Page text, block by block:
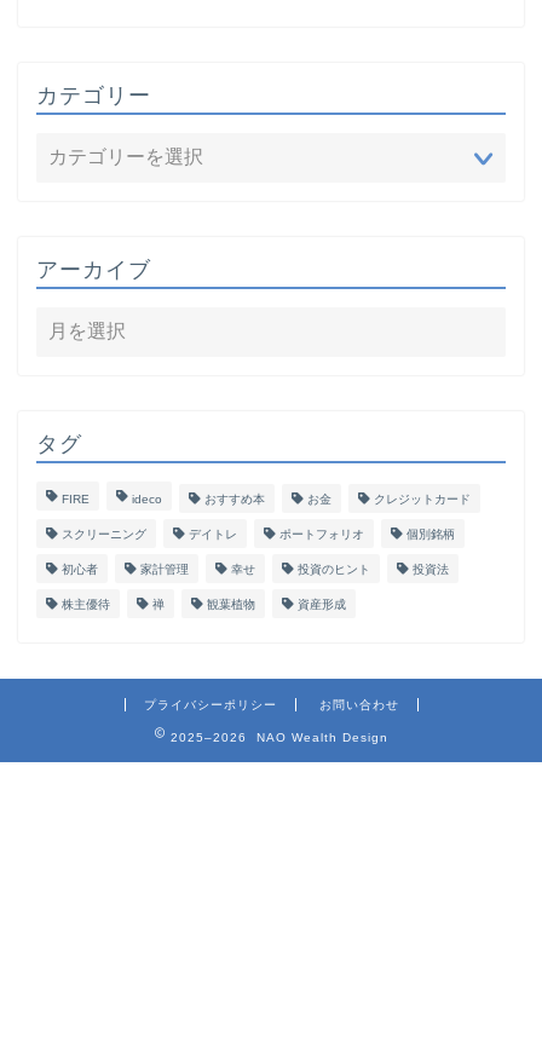
カテゴリー
アーカイブ
タグ
FIRE ideco おすすめ本 お金 クレジットカード
スクリーニング デイトレ ポートフォリオ 個別銘柄
初心者 家計管理 幸せ 投資のヒント 投資法
株主優待 禅 観葉植物 資産形成
プライバシーポリシー お問い合わせ
2025–2026 NAO Wealth Design